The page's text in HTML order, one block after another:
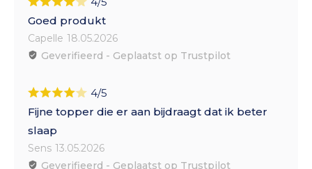
Goed produkt
Capelle 18.05.2026
Geverifieerd - Geplaatst op Trustpilot
4/5
Fijne topper die er aan bijdraagt dat ik beter
slaap
Sens 13.05.2026
Geverifieerd - Geplaatst op Trustpilot